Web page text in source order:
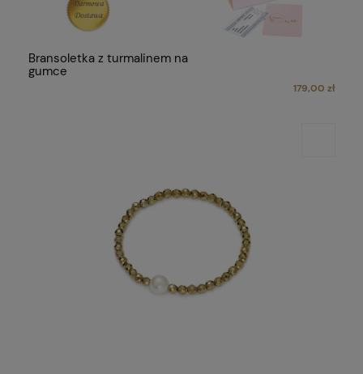
Bransoletka z turmalinem na
gumce
179,00 zł